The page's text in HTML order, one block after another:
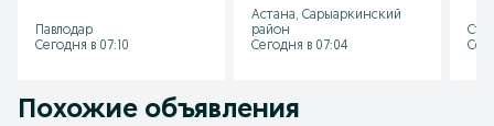
Павлодар
Сегодня в 07:10
Астана, Сарыаркинский
район
Сегодня в 07:04
Похожие объявления